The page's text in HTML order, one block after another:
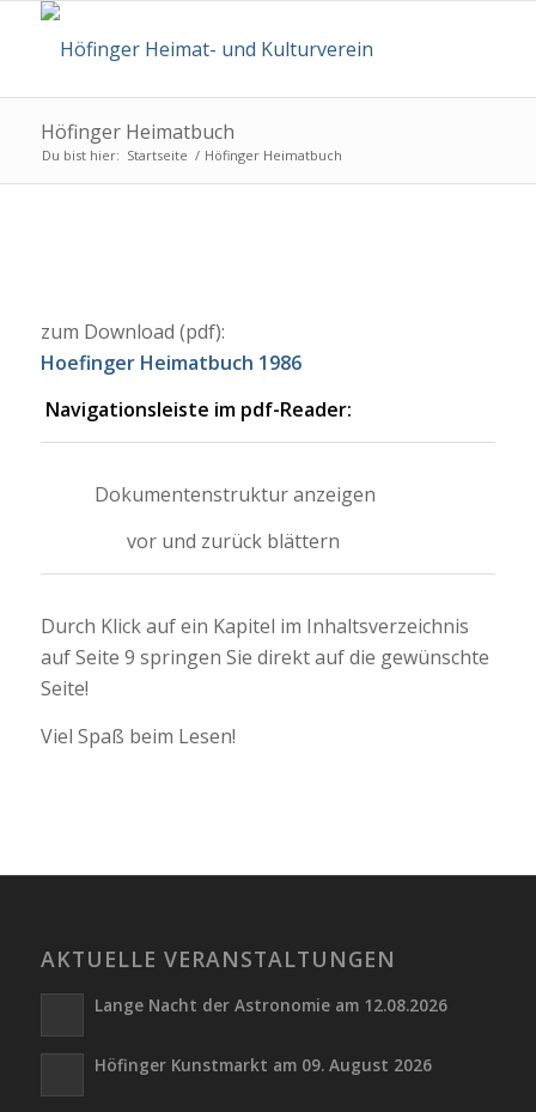
Höfinger Heimatbuch
Du bist hier: Startseite / Höfinger Heimatbuch
zum Download (pdf):
Hoefinger Heimatbuch 1986
Navigationsleiste im pdf-Reader:
Dokumentenstruktur anzeigen
vor und zurück blättern
Durch Klick auf ein Kapitel im Inhaltsverzeichnis
auf Seite 9 springen Sie direkt auf die gewünschte
Seite!
Viel Spaß beim Lesen!
AKTUELLE VERANSTALTUNGEN
Lange Nacht der Astronomie am 12.08.2026
Höfinger Kunstmarkt am 09. August 2026